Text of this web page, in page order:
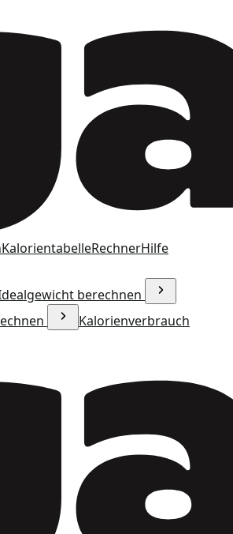
KalorientabelleRechnerHilfe
berechnen
Kalorienverbrauch